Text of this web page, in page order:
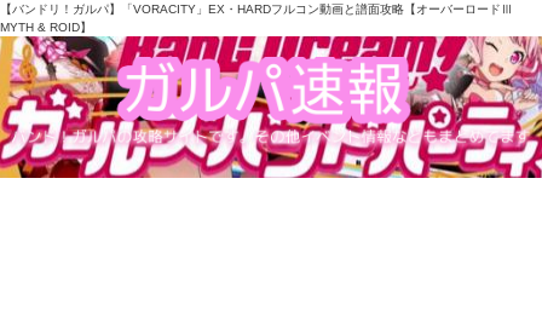
【バンドリ！ガルパ】「VORACITY」EX・HARDフルコン動画と譜面攻略【オーバーロードⅢ
MYTH & ROID】